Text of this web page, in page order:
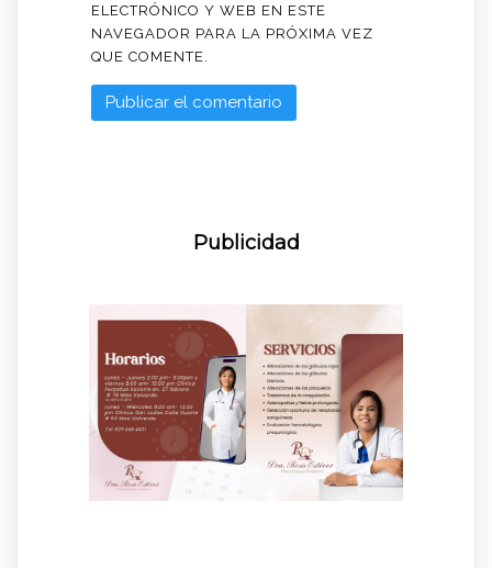
ELECTRÓNICO Y WEB EN ESTE
NAVEGADOR PARA LA PRÓXIMA VEZ
QUE COMENTE.
Publicidad